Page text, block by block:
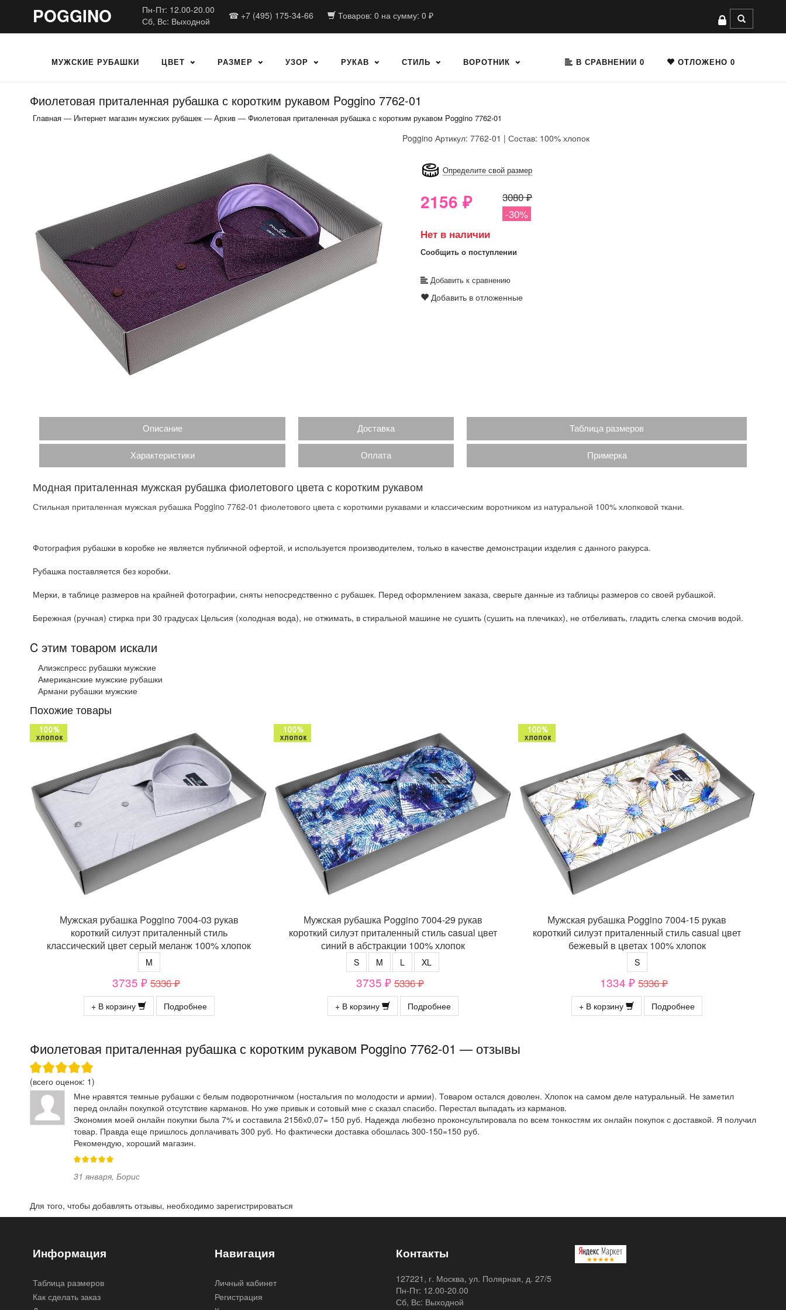
POGGINO
Пн-Пт: 12.00-20.00
Сб, Вс: Выходной
☎ +7 (495) 175-34-66 Товаров: 0 на сумму: 0 ₽
МУЖСКИЕ РУБАШКИ ЦВЕТ РАЗМЕР УЗОР РУКАВ СТИЛЬ ВОРОТНИК В СРАВНЕНИИ 0 ОТЛОЖЕНО 0
Фиолетовая приталенная рубашка с коротким рукавом Poggino 7762-01
Главная — Интернет магазин мужских рубашек — Архив — Фиолетовая приталенная рубашка с коротким рукавом Poggino 7762-01
Poggino Артикул: 7762-01 | Состав: 100% хлопок
Определите свой размер
2156 ₽
3080 ₽
-30%
Нет в наличии
Сообщить о поступлении
Добавить к сравнению
Добавить в отложенные
Описание Доставка Таблица размеров
Характеристики Оплата Примерка
Модная приталенная мужская рубашка фиолетового цвета с коротким рукавом
Стильная приталенная мужская рубашка Poggino 7762-01 фиолетового цвета с короткими рукавами и классическим воротником из натуральной 100% хлопковой ткани.
Фотография рубашки в коробке не является публичной офертой, и используется производителем, только в качестве демонстрации изделия с данного ракурса.
Рубашка поставляется без коробки.
Мерки, в таблице размеров на крайней фотографии, сняты непосредственно с рубашек. Перед оформлением заказа, сверьте данные из таблицы размеров со своей рубашкой.
Бережная (ручная) стирка при 30 градусах Цельсия (холодная вода), не отжимать, в стиральной машине не сушить (сушить на плечиках), не отбеливать, гладить слегка смочив водой.
C этим товаром искали
Алиэкспресс рубашки мужские
Американские мужские рубашки
Армани рубашки мужские
Похожие товары
Мужская рубашка Poggino 7004-03 рукав
короткий силуэт приталенный стиль
классический цвет серый меланж 100% хлопок
M
3735 ₽ 5336 ₽
+ В корзину Подробнее
Мужская рубашка Poggino 7004-29 рукав
короткий силуэт приталенный стиль casual цвет
синий в абстракции 100% хлопок
S M L XL
3735 ₽ 5336 ₽
+ В корзину Подробнее
Мужская рубашка Poggino 7004-15 рукав
короткий силуэт приталенный стиль casual цвет
бежевый в цветах 100% хлопок
S
1334 ₽ 5336 ₽
+ В корзину Подробнее
Фиолетовая приталенная рубашка с коротким рукавом Poggino 7762-01 — отзывы
(всего оценок: 1)
Мне нравятся темные рубашки с белым подворотничком (ностальгия по молодости и армии). Товаром остался доволен. Хлопок на самом деле натуральный. Не заметил
перед онлайн покупкой отсутствие карманов. Но уже привык и сотовый мне с сказал спасибо. Перестал выпадать из карманов.
Экономия моей онлайн покупки была 7% и составила 2156х0,07= 150 руб. Надежда любезно проконсультировала по всем тонкостям их онлайн покупок с доставкой. Я получил
товар. Правда еще пришлось доплачивать 300 руб. Но фактически доставка обошлась 300-150=150 руб.
Рекомендую, хороший магазин.
31 января, Борис
Для того, чтобы добавлять отзывы, необходимо зарегистрироваться
Информация
Таблица размеров
Как сделать заказ
Навигация
Личный кабинет
Регистрация
Контакты
127221, г. Москва, ул. Полярная, д. 27/5
Пн-Пт: 12.00-20.00
Сб, Вс: Выходной